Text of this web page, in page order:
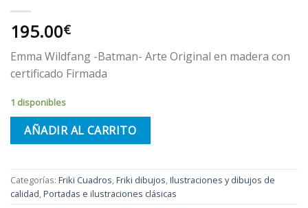
195.00€
Emma Wildfang -Batman- Arte Original en madera con
certificado Firmada
1 disponibles
AÑADIR AL CARRITO
Categorías: Friki Cuadros,Friki dibujos,Ilustraciones y dibujos de
calidad,Portadas e ilustraciones clásicas